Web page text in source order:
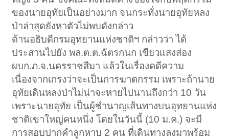
ของนายอุทัยเป็นอย่างมาก จนกระทั่งนายอุทัยหลง
ป่าล่าสุดยังหาตัวไม่พบดังกล่าว
ด้านอธิบดีกรมอุทยานแห่งชาติฯ กล่าวว่า ได้
ประสานไปยัง พล.ต.ต.ฉัตรกนก เขียวแสงส่อง
ผบก.ภ.จ.นครราชสีมา แล้วในเรื่องคดีความ
เนื่องจากเกรงว่าจะเป็นการฆาตกรรม เพราะถ้านาย
อุทัยเดินหลงป่าไม่น่าจะหายไปนานถึงกว่า 10 วัน
เพราะนายอุทัย เป็นผู้ชำนาญเส้นทางบนอุทยานแห่ง
ชาติเขาใหญ่คนหนึ่ง โดยในวันนี้ (10 ม.ค.) จะมี
การสอบปากคำลูกหาบ 2 คน ที่เดินทางลงมาพร้อม